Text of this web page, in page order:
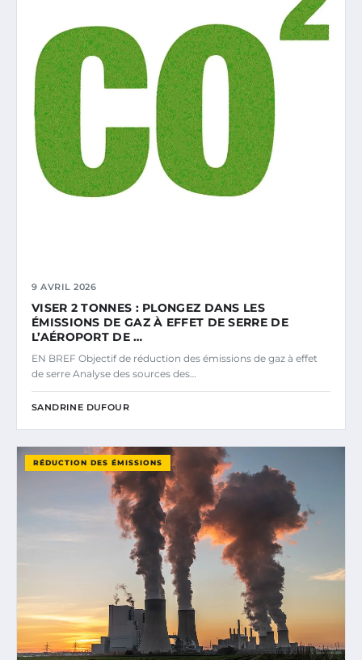
9 AVRIL 2026
VISER 2 TONNES : PLONGEZ DANS LES
ÉMISSIONS DE GAZ À EFFET DE SERRE DE
L’AÉROPORT DE …
EN BREF Objectif de réduction des émissions de gaz à effet
de serre Analyse des sources des…
SANDRINE DUFOUR
RÉDUCTION DES ÉMISSIONS